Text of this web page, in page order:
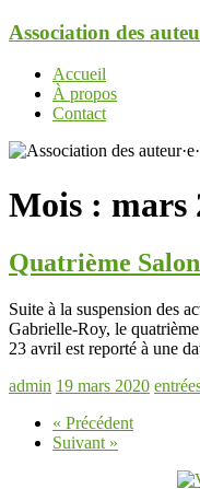
Aller
contenu
Association des
Menu
Accueil
À propos
Contact
Mois : mars
Quatrième
Suite à la suspension des
Gabrielle-Roy, le
23 avril est reporté à une
admin 19 mars 2020
« Précédent
Suivant »